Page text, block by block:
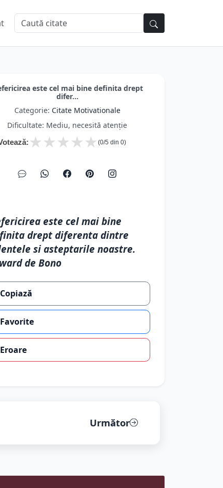
este cel mai bine definita drept
difer...
Categorie: Citate Motivationale
Dificultate: Mediu, necesită atenție
★
★
★
★
★ (0/5 din 0)
este cel mai bine
drept diferenta dintre
si asteptarile noastre.
de Bono
Copiază
Favorite
Eroare
Următor